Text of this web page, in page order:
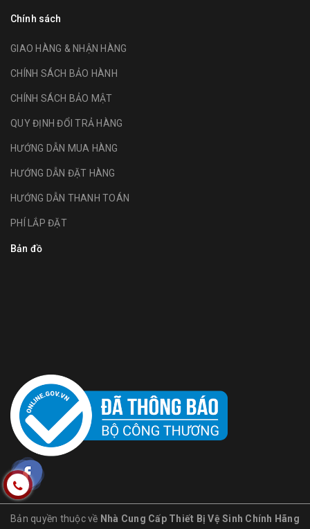
Chính sách
GIAO HÀNG & NHẬN HÀNG
CHÍNH SÁCH BẢO HÀNH
CHÍNH SÁCH BẢO MẬT
QUY ĐỊNH ĐỔI TRẢ HÀNG
HƯỚNG DẪN MUA HÀNG
HƯỚNG DẪN ĐẶT HÀNG
HƯỚNG DẪN THANH TOÁN
PHÍ LẮP ĐẶT
Bản đồ
Bản quyền thuộc về Nhà Cung Cấp Thiết Bị Vệ Sinh Chính Hãng